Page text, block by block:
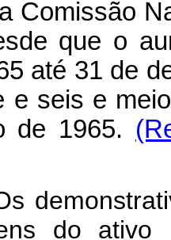
Comissão
que o
até 31 de
e seis e
de 1965.
do ativo